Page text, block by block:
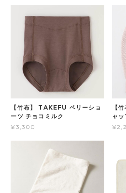
【竹布】 TAKEFU ベリーショ
ーツ チョコミルク
¥3,300
【
ャッ